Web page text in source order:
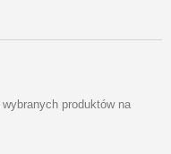
wybranych produktów na